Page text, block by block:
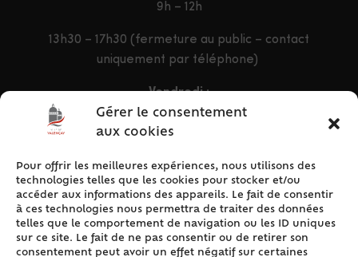
Gérer le consentement
aux cookies
Pour offrir les meilleures expériences, nous utilisons des
technologies telles que les cookies pour stocker et/ou
accéder aux informations des appareils. Le fait de consentir
à ces technologies nous permettra de traiter des données
telles que le comportement de navigation ou les ID uniques
sur ce site. Le fait de ne pas consentir ou de retirer son
consentement peut avoir un effet négatif sur certaines
9h – 12h
13h30 – 17h30 (fermeture au public – contact
uniquement par téléphone)
Vendredi :
9h – 12h & 13h30 – 16h30
ACCÈS RAPIDE
Accueil
Contact
Plan du site